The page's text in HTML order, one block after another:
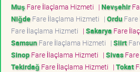
Muş Fare İlaçlama Hizmeti | Nevşehir
NiğdeFare İlaçlama Hizmeti | OrduFare
Fare İlaçlama Hizmeti | Sakarya Fare
SamsunFare İlaçlama Hizmeti | Siirt
SinopFare İlaçlama Hizmeti | SivasFare
Tekirdağ Fare İlaçlama Hizmeti | Tokat